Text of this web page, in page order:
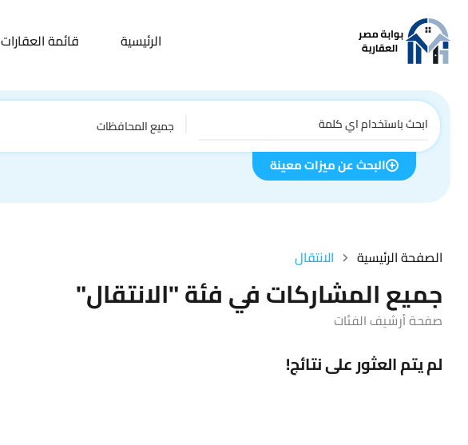
الرئيسية قائمة العقارات
جميع المحافظات
البحث عن ميزات معينة
الصفحة الرئيسية الانتقال
جميع المشاركات في فئة "الانتقال"
صفحة أرشيف الفئات
لم يتم العثور على نتائج!